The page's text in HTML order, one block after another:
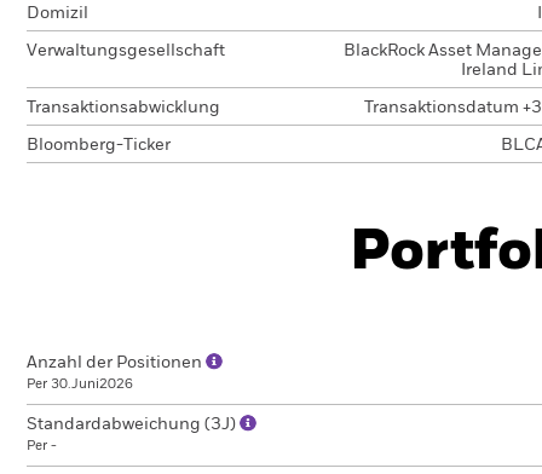
Domizil
Verwaltungsgesellschaft
BlackRock Asset
Ireland
Transaktionsabwicklung Transaktionsdatum
Bloomberg-Ticker
Anzahl der Positionen
Per 30.Juni2026
Standardabweichung (3J)
Per -